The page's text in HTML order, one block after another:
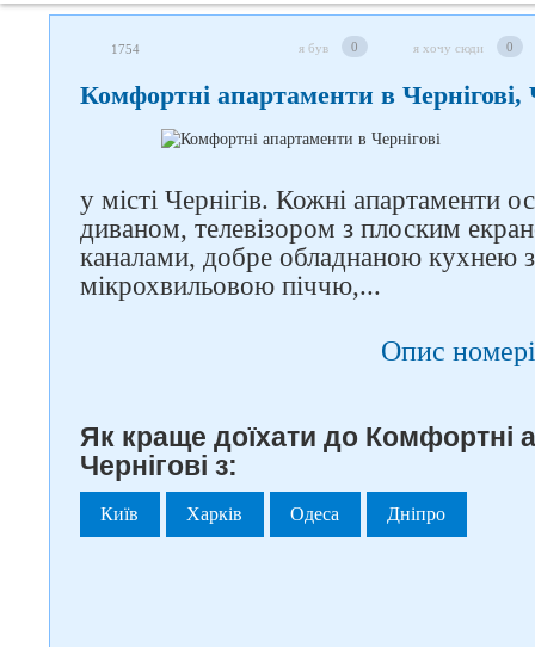
1754 я був 0 я хочу сюди 0
Комфортні апартаменти в Чернігові,
у місті Чернігів. Кожні апартаменти
диваном, телевізором з плоским
каналами, добре обладнаною кухнею
мікрохвильовою піччю,...
Опис
Як краще доїхати до Комфортні
Чернігові з:
Київ Харків Одеса Дніпро